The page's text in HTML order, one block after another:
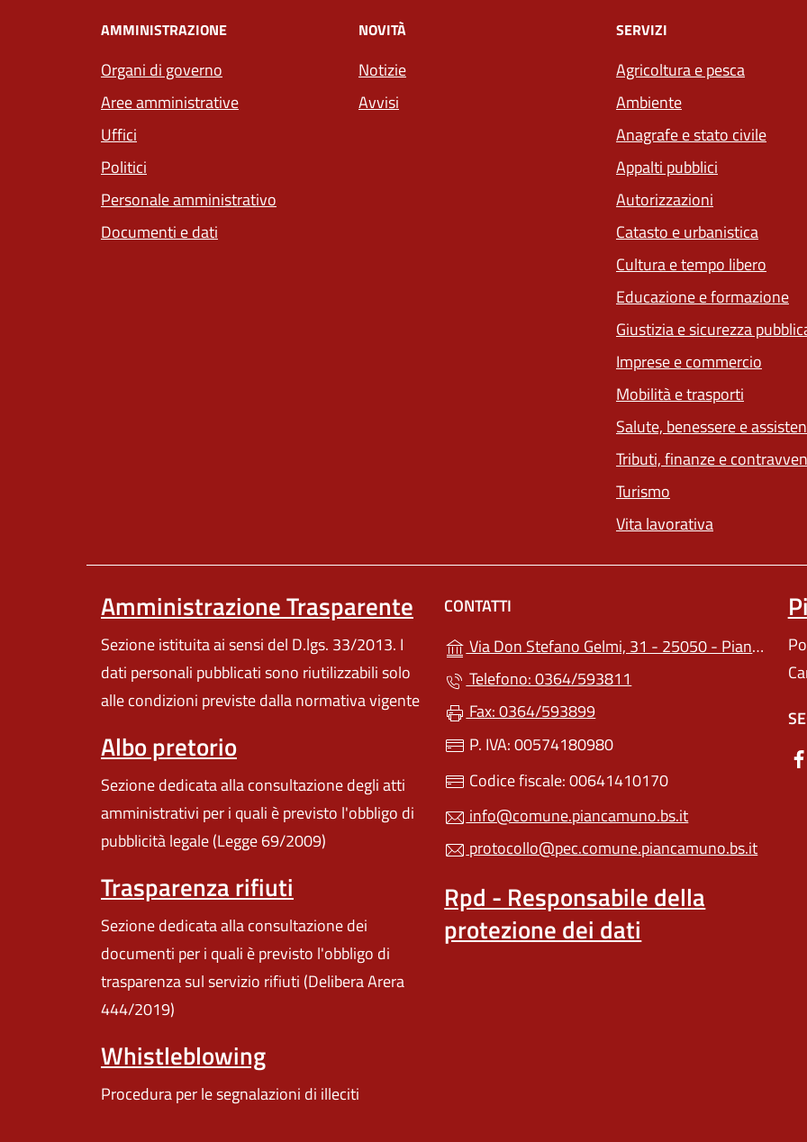
AMMINISTRAZIONE
Organi di governo
Aree amministrative
Uffici
Politici
Personale amministrativo
Documenti e dati
NOVITÀ
Notizie
Avvisi
SERVIZI
Agricoltura e pesca
Ambiente
Anagrafe e stato civile
Appalti pubblici
Autorizzazioni
Catasto e urbanistica
Cultura e tempo libero
Educazione e formazione
Giustizia e sicurezza
Imprese e commercio
Mobilità e trasporti
Salute, benessere e
Tributi, finanze e
Turismo
Vita lavorativa
Amministrazione Trasparente
Sezione istituita ai sensi del D.lgs. 33/2013. I
dati personali pubblicati sono riutilizzabili solo
alle condizioni previste dalla normativa vigente
Albo pretorio
Sezione dedicata alla consultazione degli atti
amministrativi per i quali è previsto l'obbligo di
pubblicità legale (Legge 69/2009)
Trasparenza rifiuti
Sezione dedicata alla consultazione dei
documenti per i quali è previsto l'obbligo di
trasparenza sul servizio rifiuti (Delibera Arera
444/2019)
Whistleblowing
Procedura per le segnalazioni di illeciti
CONTATTI
Via Don Stefano Gelmi, 31 - 25050 - Pian Camuno (BS)
Telefono: 0364/593811
Fax: 0364/593899
P. IVA: 00574180980
Codice fiscale: 00641410170
info@comune.piancamuno.bs.it
protocollo@pec.comune.piancamuno.bs.it
Rpd - Responsabile della
protezione dei dati